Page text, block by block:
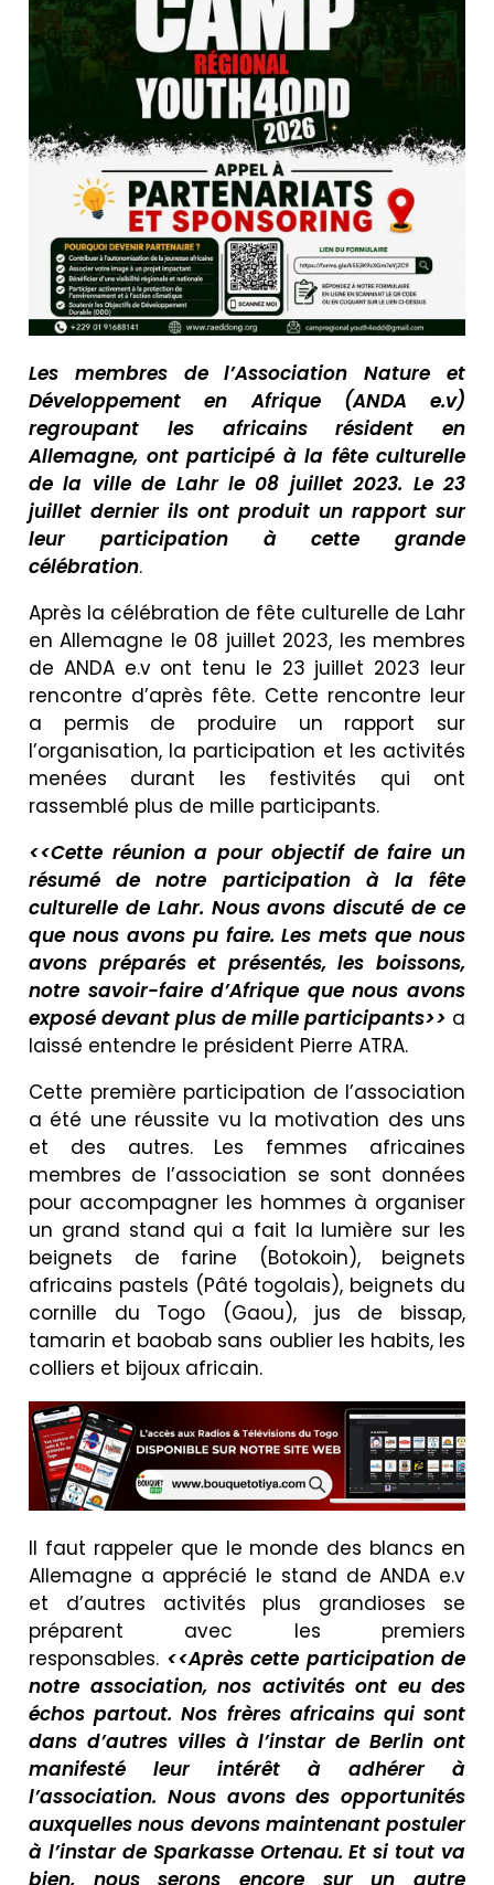
Les membres de l’Association Nature et
Développement en Afrique (ANDA e.v)
regroupant les africains résident en
Allemagne, ont participé à la fête culturelle
de la ville de Lahr le 08 juillet 2023. Le 23
juillet dernier ils ont produit un rapport sur
leur participation à cette grande
célébration.
Après la célébration de fête culturelle de Lahr
en Allemagne le 08 juillet 2023, les membres
de ANDA e.v ont tenu le 23 juillet 2023 leur
rencontre d’après fête. Cette rencontre leur
a permis de produire un rapport sur
l’organisation, la participation et les activités
menées durant les festivités qui ont
rassemblé plus de mille participants.
<<Cette réunion a pour objectif de faire un
résumé de notre participation à la fête
culturelle de Lahr. Nous avons discuté de ce
que nous avons pu faire. Les mets que nous
avons préparés et présentés, les boissons,
notre savoir-faire d’Afrique que nous avons
exposé devant plus de mille participants>> a
laissé entendre le président Pierre ATRA.
Cette première participation de l’association
a été une réussite vu la motivation des uns
et des autres. Les femmes africaines
membres de l’association se sont données
pour accompagner les hommes à organiser
un grand stand qui a fait la lumière sur les
beignets de farine (Botokoin), beignets
africains pastels (Pâté togolais), beignets du
cornille du Togo (Gaou), jus de bissap,
tamarin et baobab sans oublier les habits, les
colliers et bijoux africain.
Il faut rappeler que le monde des blancs en
Allemagne a apprécié le stand de ANDA e.v
et d’autres activités plus grandioses se
préparent avec les premiers
responsables. <<Après cette participation de
notre association, nos activités ont eu des
échos partout. Nos frères africains qui sont
dans d’autres villes à l’instar de Berlin ont
manifesté leur intérêt à adhérer à
l’association. Nous avons des opportunités
auxquelles nous devons maintenant postuler
à l’instar de Sparkasse Ortenau. Et si tout va